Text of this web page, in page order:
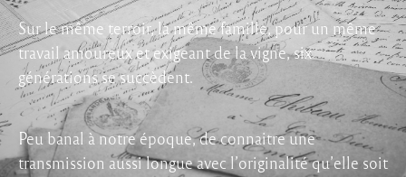
Sur le même terroir, la même famille, pour un même
travail amoureux et exigeant de la vigne, six
générations se succèdent.
Peu banal à notre époque, de connaitre une
transmission aussi longue avec l’originalité qu’elle soit